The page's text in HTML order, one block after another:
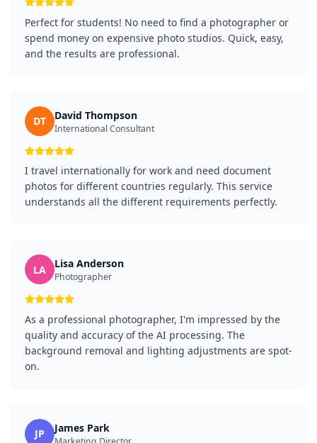
Perfect for students! No need to find a photographer or
spend money on expensive photo studios. Quick, easy,
and the results are professional.
DT David Thompson
International Consultant
I travel internationally for work and need document
photos for different countries regularly. This service
understands all the different requirements perfectly.
LA Lisa Anderson
Photographer
As a professional photographer, I'm impressed by the
quality and accuracy of the AI processing. The
background removal and lighting adjustments are spot-
on.
JP James Park